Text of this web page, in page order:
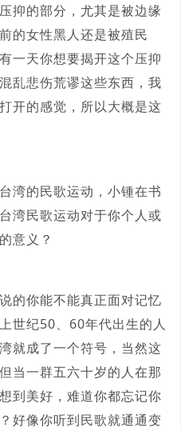
抑的部分，尤其是被边缘
的女性黑人还是被殖民
一天你想要揭开这个压抑
乱悲伤荒谬这些东西，我
开的感觉，所以大概是这
湾的民歌运动，小锺在书
湾民歌运动对于你个人或
意义？
的你能不能真正面对记忆
世纪50、60年代出生的人
就成了一个符号，当然这
当一群五六十岁的人在那
到美好，难道你都忘记你
好像你听到民歌就通通变